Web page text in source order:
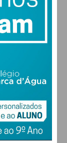
ALTERAR
DE